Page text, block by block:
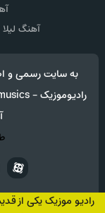
آهنگ
به سایت رسمی و
رادیو موزیک یکی از